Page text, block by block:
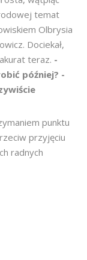
temat
Olbrysia
Dociekał,
teraz. -
później? -
punktu
przyjęciu
radnych